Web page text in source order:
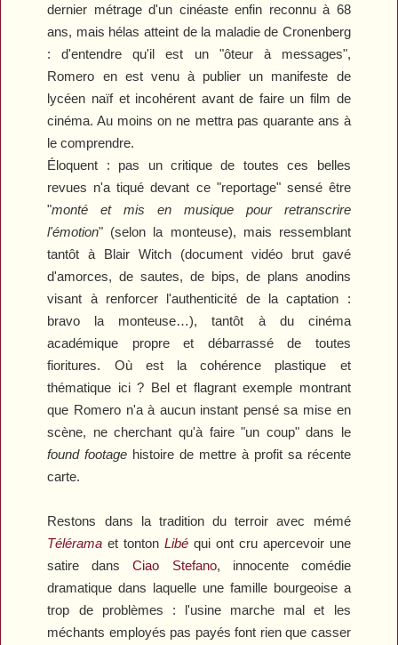
dernier métrage d'un cinéaste enfin reconnu à 68
ans, mais hélas atteint de la maladie de Cronenberg
: d'entendre qu'il est un "ôteur à messages",
Romero en est venu à publier un manifeste de
lycéen naïf et incohérent avant de faire un film de
cinéma. Au moins on ne mettra pas quarante ans à
le comprendre.
Éloquent : pas un critique de toutes ces belles
revues n'a tiqué devant ce "reportage" sensé être
"monté et mis en musique pour retranscrire
l'émotion" (selon la monteuse), mais ressemblant
tantôt à Blair Witch (document vidéo brut gavé
d'amorces, de sautes, de bips, de plans anodins
visant à renforcer l'authenticité de la captation :
bravo la monteuse…), tantôt à du cinéma
académique propre et débarrassé de toutes
fioritures. Où est la cohérence plastique et
thématique ici ? Bel et flagrant exemple montrant
que Romero n'a à aucun instant pensé sa mise en
scène, ne cherchant qu'à faire "un coup" dans le
found footage histoire de mettre à profit sa récente
carte.
Restons dans la tradition du terroir avec mémé
Télérama et tontonLibé qui ont cru apercevoir une
satire dansCiao Stefano, innocente comédie
dramatique dans laquelle une famille bourgeoise a
trop de problèmes : l'usine marche mal et les
méchants employés pas payés font rien que casser